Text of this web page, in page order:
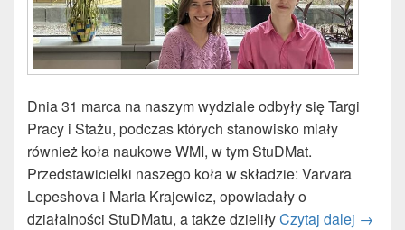
Dnia 31 marca na naszym wydziale odbyły się Targi
Pracy i Stażu, podczas których stanowisko miały
również koła naukowe WMI, w tym StuDMat.
Przedstawicielki naszego koła w składzie: Varvara
Lepeshova i Maria Krajewicz, opowiadały o
działalności StuDMatu, a także dzieliłyCzytaj dalej Targi
→